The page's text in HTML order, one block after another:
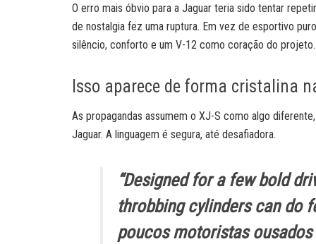
O erro mais óbvio para a Jaguar teria sido tentar
de nostalgia fez uma ruptura. Em vez de esportivo
silêncio, conforto e um V-12 como coração do projeto.
Isso aparece de forma cristalina
As propagandas assumem o XJ-S como algo
Jaguar. A linguagem é segura, até desafiadora.
“Designed for a few bold
throbbing cylinders can do
poucos motoristas